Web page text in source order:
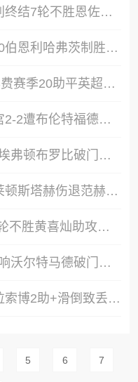
升至第8！切尔西2-1热刺终结7轮不胜恩佐传射热刺领先降级区2分
先赛5分领跑！阿森纳1-0伯恩利哈弗茨制胜+蹬踏染黄萨卡献助攻
锁定第3！曼联3-2森林B费赛季20助平英超纪录卡塞米罗主场告别
末轮将战阿森纳！水晶宫2-2遭布伦特福德绝平水晶宫6轮不胜
近五轮首胜！桑德兰3-1埃弗顿布罗比破门勒费建功太妃糖六轮不胜
8轮不败！利兹联1-0布莱顿斯塔赫伤退范赫克超级失误勒温献绝杀
英超-狼队1-1富勒姆近7轮不胜黄喜灿助攻马内破门罗宾逊点射扳平
纽卡3-1西汉姆奥苏拉双响沃尔特马德破门铁锤帮先赛落后热刺2分
3轮不胜！利物浦2-4维拉索博2助+滑倒致丢球维拉锁定前五
5 6 7